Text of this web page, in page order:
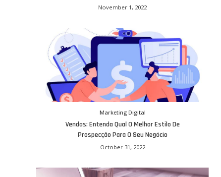
November 1, 2022
Marketing Digital
Vendas: Entenda Qual O Melhor Estilo De
Prospecção Para O Seu Negócio
October 31, 2022